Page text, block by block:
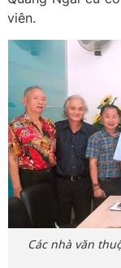
viên.
Các nhà văn